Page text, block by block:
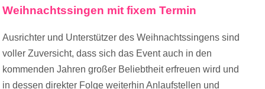
Weihnachtssingen mit fixem Termin
Ausrichter und Unterstützer des Weihnachtssingens sind
voller Zuversicht, dass sich das Event auch in den
kommenden Jahren großer Beliebtheit erfreuen wird und
in dessen direkter Folge weiterhin Anlaufstellen und